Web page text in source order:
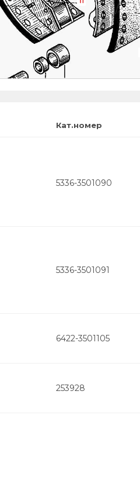
Кат.номер
5336-3501090
5336-3501091
6422-3501105
253928